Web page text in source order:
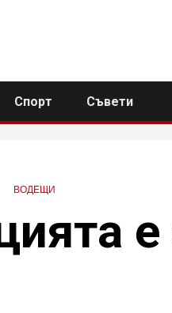
Спорт Съвети
ВОДЕЩИ
е